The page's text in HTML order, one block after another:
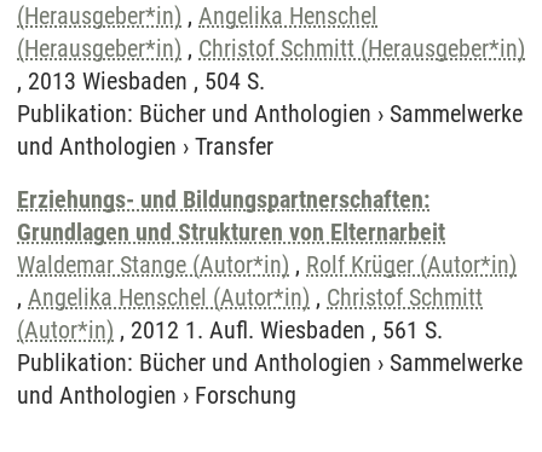
(Herausgeber*in) , Angelika Henschel
(Herausgeber*in) , Christof Schmitt (Herausgeber*in)
, 2013 Wiesbaden , 504 S.
Publikation: Bücher und Anthologien › Sammelwerke
und Anthologien › Transfer
Erziehungs- und Bildungspartnerschaften:
Grundlagen und Strukturen von Elternarbeit
Waldemar Stange (Autor*in) , Rolf Krüger (Autor*in)
, Angelika Henschel (Autor*in) , Christof Schmitt
(Autor*in) , 2012 1. Aufl. Wiesbaden , 561 S.
Publikation: Bücher und Anthologien › Sammelwerke
und Anthologien › Forschung